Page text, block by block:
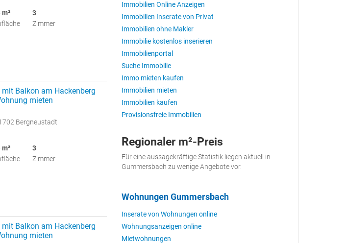
m²
3
Zimmer
Balkon am Hackenberg
mieten
Bergneustadt
m²
3
Zimmer
Balkon am Hackenberg
mieten
Immobilien Online Anzeigen
Immobilien Inserate von Privat
Immobilien ohne Makler
Immobilie kostenlos inserieren
Immobilienportal
Suche Immobilie
Immo mieten kaufen
Immobilien mieten
Immobilien kaufen
Provisionsfreie Immobilien
Regionaler m²-Preis
Für eine aussagekräftige Statistik liegen aktuell in
Gummersbach zu wenige Angebote vor.
Wohnungen Gummersbach
Inserate von Wohnungen online
Wohnungsanzeigen online
Mietwohnungen